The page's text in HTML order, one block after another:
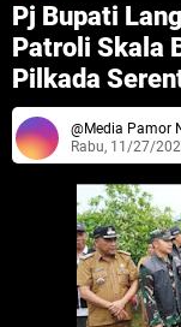
Pj Bupati
Patroli Skala
Pilkada
Media Pamor
Rabu, 11/27/